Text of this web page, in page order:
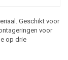
Geschikt voor
voor
op drie